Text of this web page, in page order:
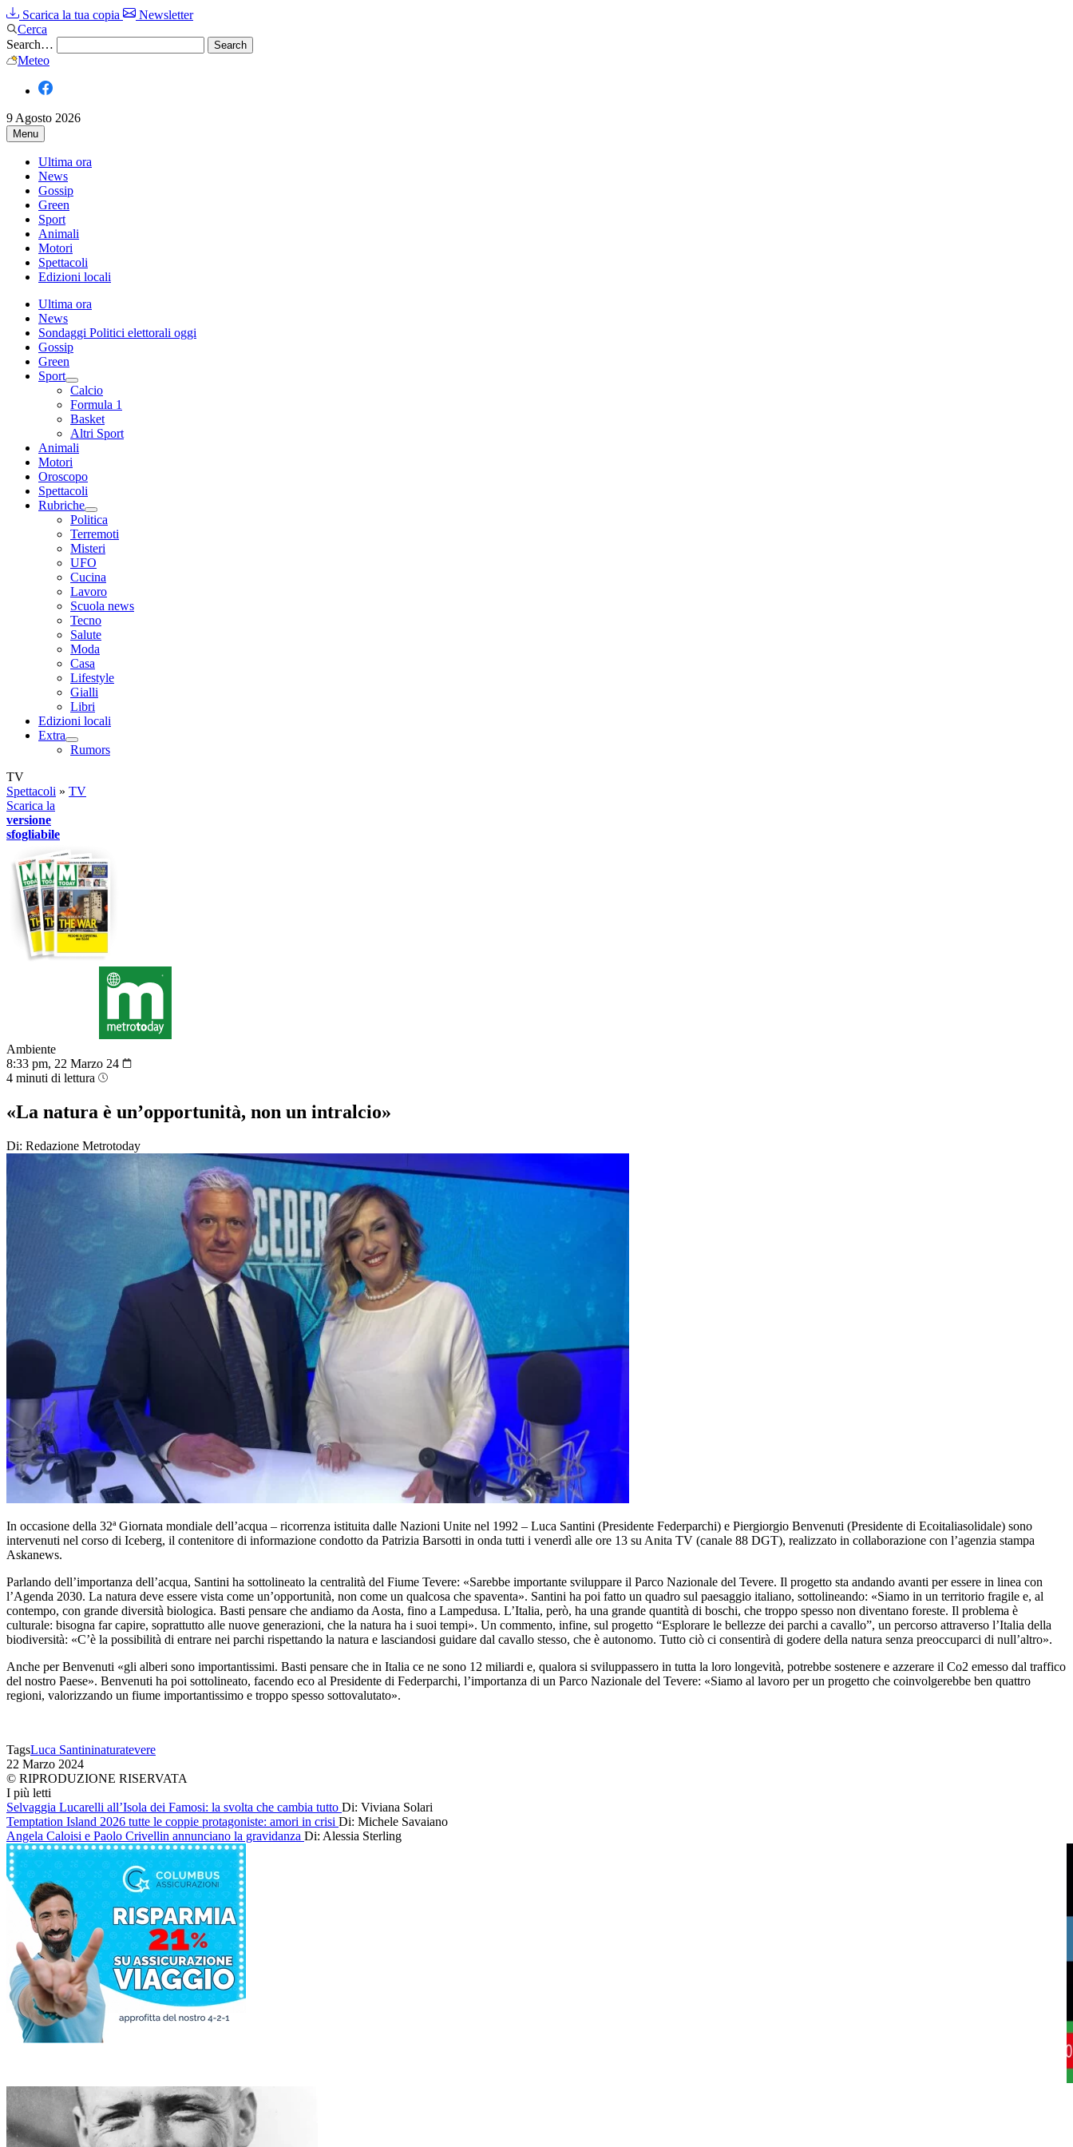
Scarica la tua copia
Newsletter
Cerca
Search…
Meteo
9 Agosto 2026
Menu
Ultima ora
News
Gossip
Green
Sport
Animali
Motori
Spettacoli
Edizioni locali
Ultima ora
News
Sondaggi Politici elettorali oggi
Gossip
Green
Sport
Calcio
Formula 1
Basket
Altri Sport
Animali
Motori
Oroscopo
Spettacoli
Rubriche
Politica
Terremoti
Misteri
UFO
Cucina
Lavoro
Scuola news
Tecno
Salute
Moda
Casa
Lifestyle
Gialli
Libri
Edizioni locali
Extra
Rumors
TV
Spettacoli » TV
Scarica la
versione
sfogliabile
Ambiente
8:33 pm, 22 Marzo 24
4 minuti di lettura
«La natura è un’opportunità, non un intralcio»
Di: Redazione Metrotoday
In occasione della 32ª Giornata mondiale dell’acqua – ricorrenza istituita dalle Nazioni Unite nel 1992 – Luca Santini (Presidente Federparchi) e Piergiorgio Benvenuti (Presidente di Ecoitaliasolidale) sono
intervenuti nel corso di Iceberg, il contenitore di informazione condotto da Patrizia Barsotti in onda tutti i venerdì alle ore 13 su Anita TV (canale 88 DGT), realizzato in collaborazione con l’agenzia stampa
Askanews.
Parlando dell’importanza dell’acqua, Santini ha sottolineato la centralità del Fiume Tevere: «Sarebbe importante sviluppare il Parco Nazionale del Tevere. Il progetto sta andando avanti per essere in linea con
l’Agenda 2030. La natura deve essere vista come un’opportunità, non come un qualcosa che spaventa». Santini ha poi fatto un quadro sul paesaggio italiano, sottolineando: «Siamo in un territorio fragile e, al
contempo, con grande diversità biologica. Basti pensare che andiamo da Aosta, fino a Lampedusa. L’Italia, però, ha una grande quantità di boschi, che troppo spesso non diventano foreste. Il problema è
culturale: bisogna far capire, soprattutto alle nuove generazioni, che la natura ha i suoi tempi». Un commento, infine, sul progetto “Esplorare le bellezze dei parchi a cavallo”, un percorso attraverso l’Italia della
biodiversità: «C’è la possibilità di entrare nei parchi rispettando la natura e lasciandosi guidare dal cavallo stesso, che è autonomo. Tutto ciò ci consentirà di godere della natura senza preoccuparci di null’altro».
Anche per Benvenuti «gli alberi sono importantissimi. Basti pensare che in Italia ce ne sono 12 miliardi e, qualora si sviluppassero in tutta la loro longevità, potrebbe sostenere e azzerare il Co2 emesso dal traffico
del nostro Paese». Benvenuti ha poi sottolineato, facendo eco al Presidente di Federparchi, l’importanza di un Parco Nazionale del Tevere: «Siamo al lavoro per un progetto che coinvolgerebbe ben quattro
regioni, valorizzando un fiume importantissimo e troppo spesso sottovalutato».
TagsLuca Santininaturatevere
22 Marzo 2024
© RIPRODUZIONE RISERVATA
I più letti
Selvaggia Lucarelli all’Isola dei Famosi: la svolta che cambia tutto Di: Viviana Solari
Temptation Island 2026 tutte le coppie protagoniste: amori in crisi Di: Michele Savaiano
Angela Caloisi e Paolo Crivellin annunciano la gravidanza Di: Alessia Sterling